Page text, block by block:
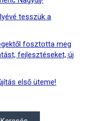
tesszük a
fosztotta meg
fejlesztéseket, új
első üteme!